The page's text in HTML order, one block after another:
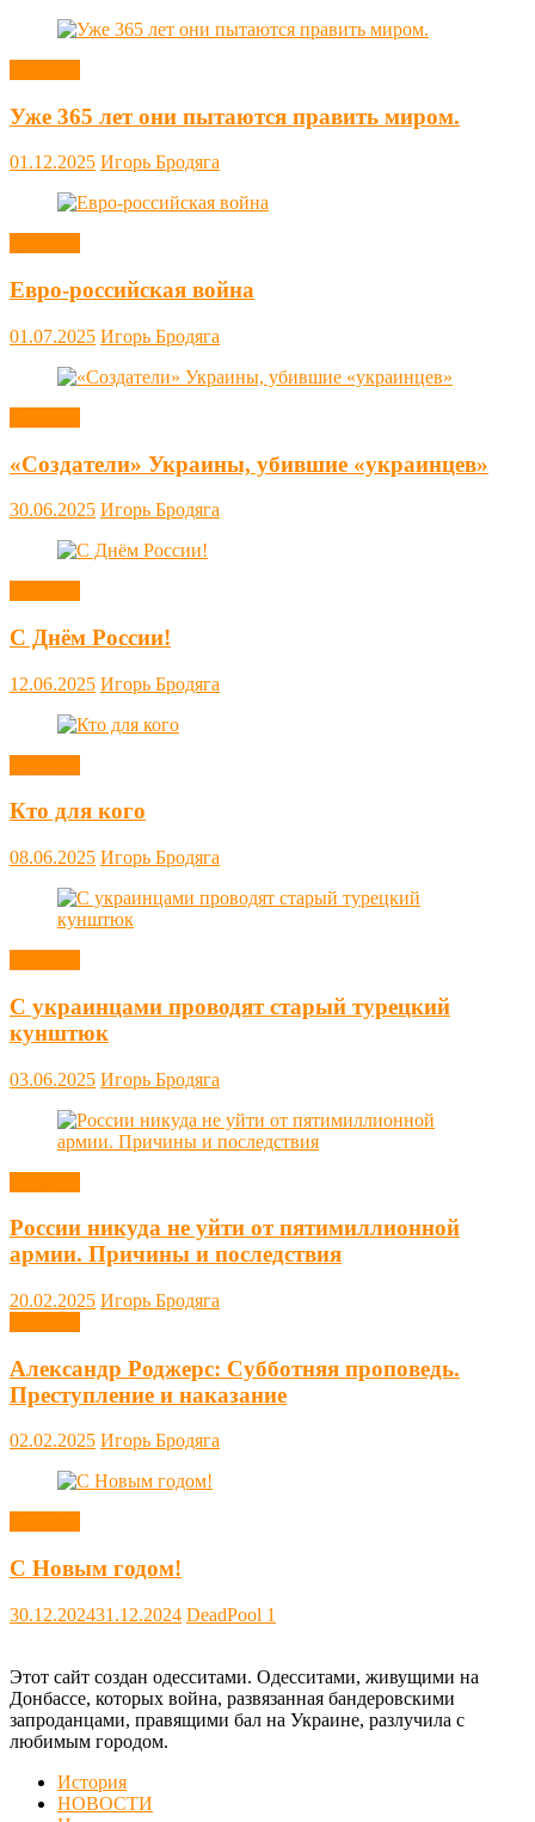
Уже 365 лет они пытаются править миром.
01.12.2025 Игорь Бродяга
Евро-российская война
01.07.2025 Игорь Бродяга
«Создатели» Украины, убившие «украинцев»
30.06.2025 Игорь Бродяга
С Днём России!
12.06.2025 Игорь Бродяга
Кто для кого
08.06.2025 Игорь Бродяга
С украинцами проводят старый турецкий
кунштюк
03.06.2025 Игорь Бродяга
России никуда не уйти от пятимиллионной
армии. Причины и последствия
20.02.2025 Игорь Бродяга
Александр Роджерс: Субботняя проповедь.
Преступление и наказание
02.02.2025 Игорь Бродяга
С Новым годом!
30.12.202431.12.2024 DeadPool 1
Этот сайт создан одесситами. Одесситами, живущими на
Донбассе, которых война, развязанная бандеровскими
запроданцами, правящими бал на Украине, разлучила с
любимым городом.
История
НОВОСТИ